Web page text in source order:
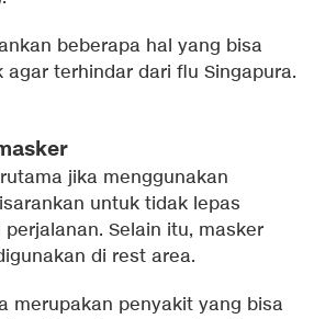
beberapa hal yang bisa
agar terhindar dari flu Singapura.
jika menggunakan
untuk tidak lepas
Selain itu, masker
di rest area.
merupakan penyakit yang bisa